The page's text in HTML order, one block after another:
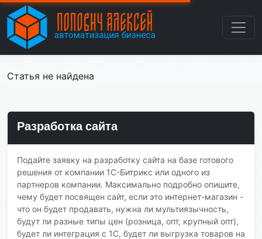
Статья не найдена
Разработка сайта
Подайте заявку на разработку сайта на базе готового
решения от компании 1С-Битрикс или одного из
партнеров компании. Максимально подробно опишите,
чему будет посвящен сайт, если это интернет-магазин -
что он будет продавать, нужна ли мультиязычность,
будут ли разные типы цен (розница, опт, крупный опт),
будет ли интеграция с 1С, будет ли выгрузка товаров на